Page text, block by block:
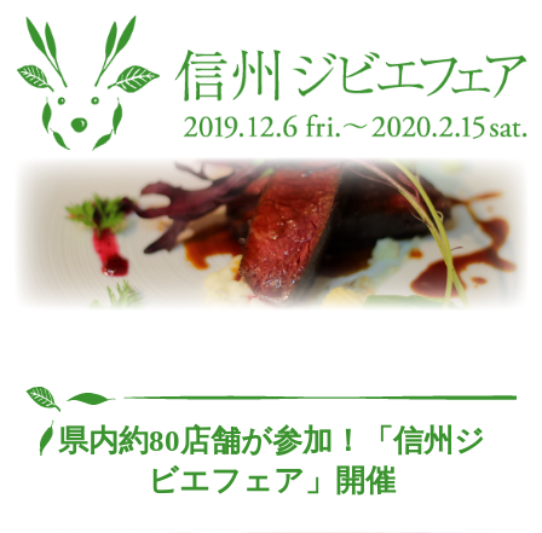
県内約80店舗が参加！「信州ジ
ビエフェア」開催